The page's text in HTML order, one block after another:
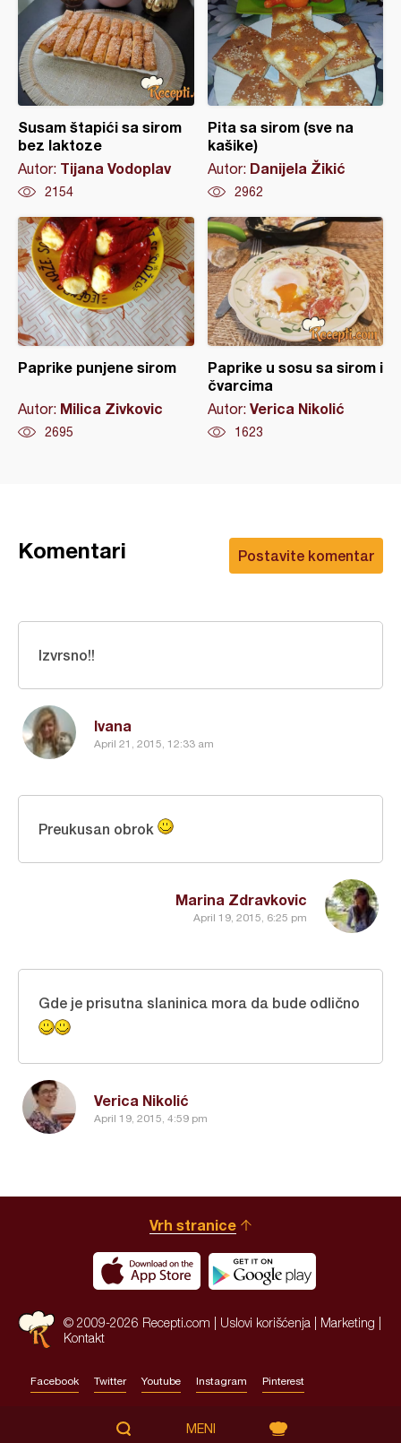
Susam štapići sa sirom
bez laktoze
Autor: Tijana Vodoplav
2154
Pita sa sirom (sve na
kašike)
Autor: Danijela Žikić
2962
Paprike punjene sirom
Autor: Milica Zivkovic
2695
Paprike u sosu sa sirom i
čvarcima
Autor: Verica Nikolić
1623
Postavite komentar
Komentari
Ivana
April 21, 2015, 12:33 am
Izvrsno!!
Marina Zdravkovic
April 19, 2015, 6:25 pm
Preukusan obrok
Verica Nikolić
April 19, 2015, 4:59 pm
Gde je prisutna slaninica mora da bude odlično
Vrh stranice
© 2009-2026 Recepti.com | Uslovi korišćenja Marketing
Kontakt
Facebook Twitter Youtube Instagram Pinterest